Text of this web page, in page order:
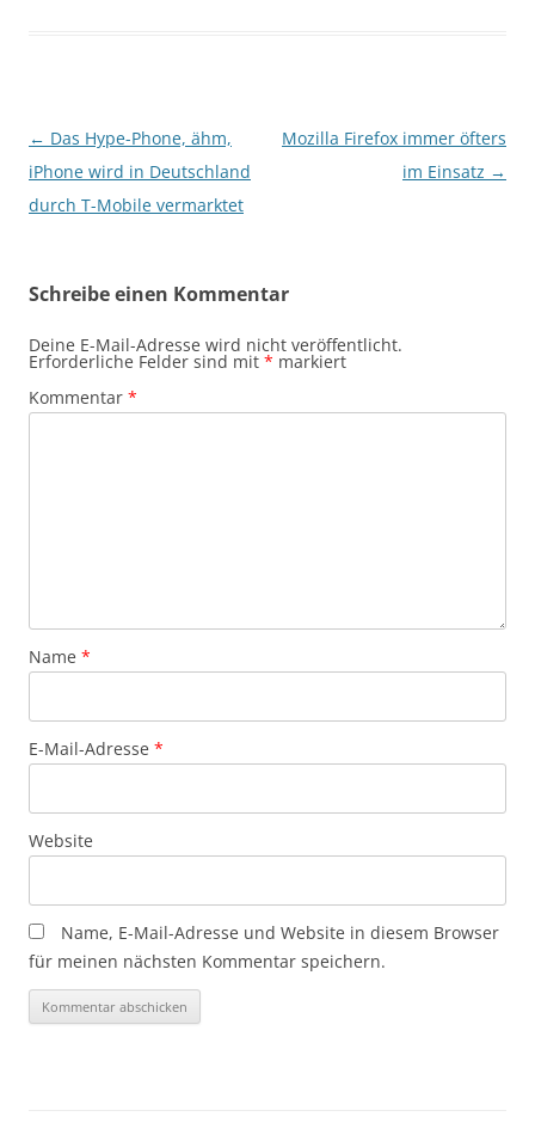
Beitragsnavigation
← Das Hype-Phone, ähm,
iPhone wird in Deutschland
durch T-Mobile vermarktet
Mozilla Firefox immer öfters
im Einsatz →
Schreibe einen Kommentar
Deine E-Mail-Adresse wird nicht veröffentlicht.
Erforderliche Felder sind mit * markiert
Kommentar *
Name *
E-Mail-Adresse *
Website
Name, E-Mail-Adresse und Website in diesem Browser
für meinen nächsten Kommentar speichern.